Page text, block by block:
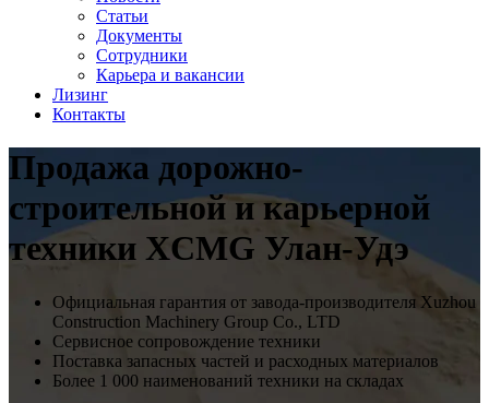
Статьи
Документы
Сотрудники
Карьера и вакансии
Лизинг
Контакты
Продажа дорожно-
строительной и карьерной
техники XCMG Улан-Удэ
Официальная гарантия от завода-производителя Xuzhou
Construction Machinery Group Co., LTD
Сервисное сопровождение техники
Поставка запасных частей и расходных материалов
Более 1 000 наименований техники на складах